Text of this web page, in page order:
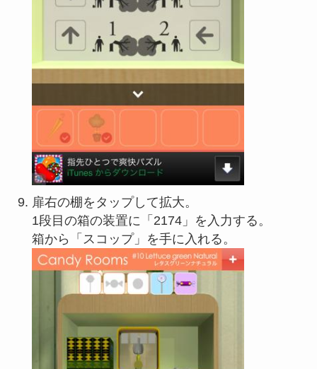
扉右の棚をタップして拡大。
1段目の箱の装置に「2174」を入力する。
箱から「スコップ」を手に入れる。